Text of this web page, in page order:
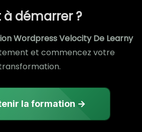
à démarrer ?
Wordpress Velocity De Learny
et commencez votre
la formation →